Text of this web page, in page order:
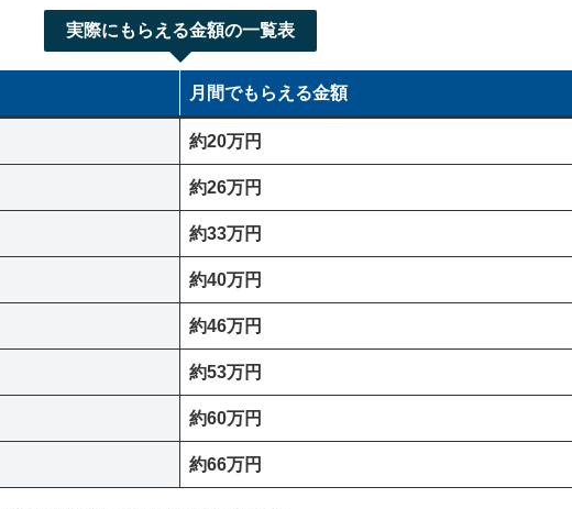
実際にもらえる金額の一覧表
月間でもらえる金額
約20万円
約26万円
約33万円
約40万円
約46万円
約53万円
約60万円
約66万円